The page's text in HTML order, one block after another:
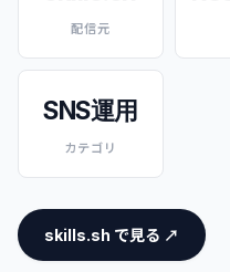
配信元
SNS運用
カテゴリ
skills.sh で見る ↗